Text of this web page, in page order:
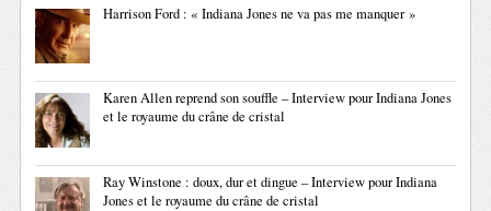
Harrison Ford : « Indiana Jones ne va pas me manquer »
Karen Allen reprend son souffle – Interview pour Indiana Jones
et le royaume du crâne de cristal
Ray Winstone : doux, dur et dingue – Interview pour Indiana
Jones et le royaume du crâne de cristal